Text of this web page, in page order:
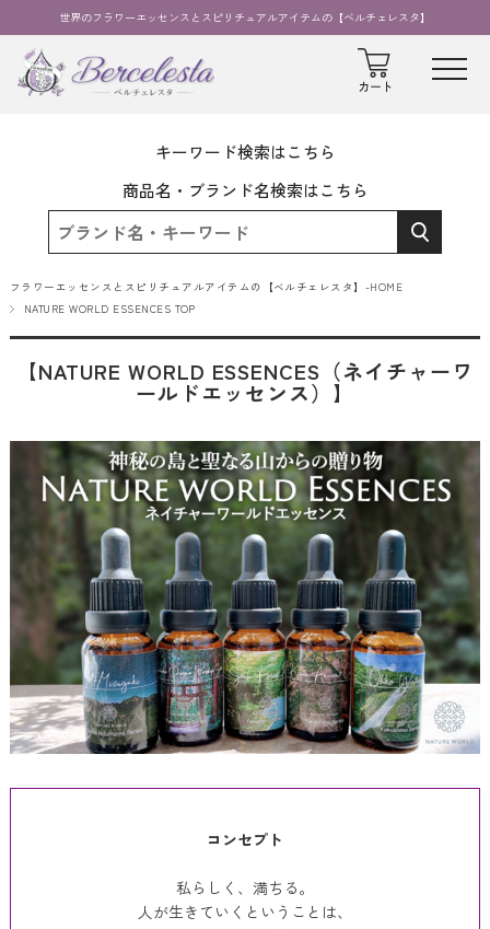
世界のフラワーエッセンスとスピリチュアルアイテムの【ベルチェレスタ】
キーワード検索はこちら
商品名・ブランド名検索はこちら
フラワーエッセンスとスピリチュアルアイテムの【ベルチェレスタ】-HOME
NATURE WORLD ESSENCES TOP
【NATURE WORLD ESSENCES（ネイチャーワ
ールドエッセンス）】
コンセプト
私らしく、満ちる。
人が生きていくということは、